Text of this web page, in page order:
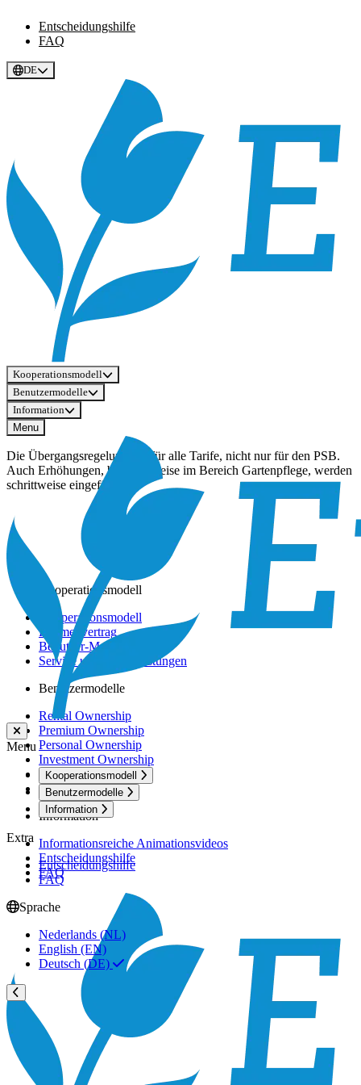
Entscheidungshilfe
FAQ
DE
Kooperationsmodell
Benutzermodelle
Information
Menu
Menu
Kooperationsmodell
Benutzermodelle
Information
Extra
Entscheidungshilfe
FAQ
Sprache
Nederlands (NL)
English (EN)
Deutsch (DE)
Die Übergangsregelung gilt für alle Tarife, nicht nur für den PSB.
Auch Erhöhungen, beispielsweise im Bereich Gartenpflege, werden
schrittweise eingeführt.
Kooperationsmodell
Kooperationsmodell
Rahmenvertrag
Benutzer-Modelle
Service und Dienstleistungen
Benutzermodelle
Rental Ownership
Premium Ownership
Personal Ownership
Investment Ownership
Holiday Ownership
Active Ownership
Information
Informationsreiche Animationsvideos
Entscheidungshilfe
FAQ